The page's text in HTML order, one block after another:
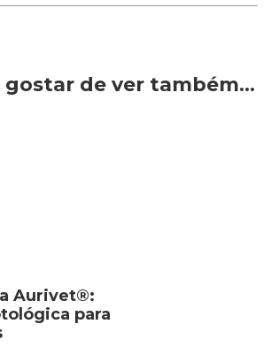
gostar de ver também…
Aurivet®:
para